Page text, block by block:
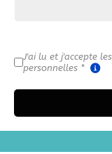
rgpd*
J'ai lu et j'accepte
personnelles *